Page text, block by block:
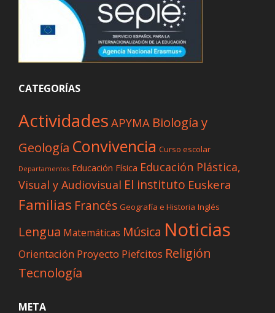
CATEGORÍAS
Actividades APYMA Biología y
Geología Convivencia Curso escolar
Departamentos Educación Física Educación Plástica,
Visual y Audiovisual El instituto Euskera
Familias Francés Geografía e Historia Inglés
Lengua Matemáticas Música Noticias
Orientación Proyecto Piefcitos Religión
Tecnología
META